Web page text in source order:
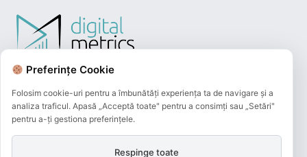
Preferințe Cookie
Folosim cookie-uri pentru a îmbunătăți experiența ta de navigare și a
analiza traficul. Apasă „Acceptă toate" pentru a consimți sau „Setări"
pentru a-ți gestiona preferințele.
Respinge toate